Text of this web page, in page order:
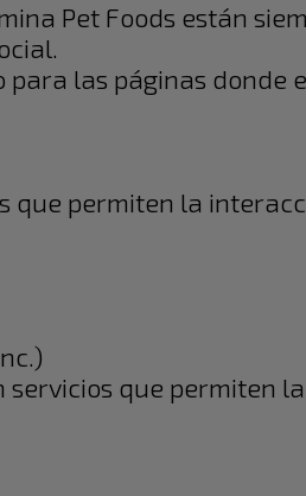
Pet Foods están
las páginas donde
que permiten la
servicios que permiten